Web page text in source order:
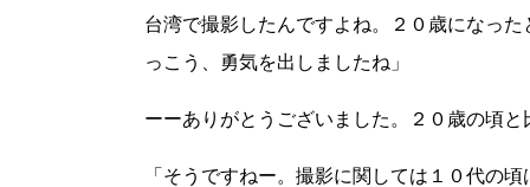
台湾で撮影したんですよね。２０歳になっ
っこう、勇気を出しましたね」
ーーありがとうございました。２０歳の頃
「そうですねー。撮影に関しては１０代の